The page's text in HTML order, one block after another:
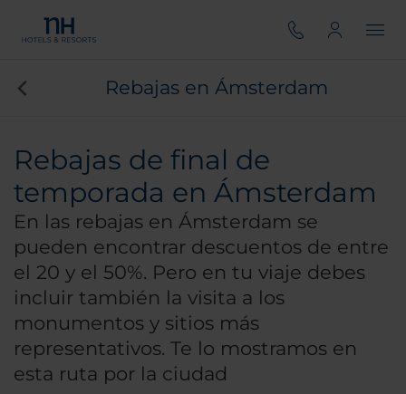
Rebajas en Ámsterdam
Rebajas de final de
temporada en Ámsterdam
En las rebajas en Ámsterdam se
pueden encontrar descuentos de entre
el 20 y el 50%. Pero en tu viaje debes
incluir también la visita a los
monumentos y sitios más
representativos. Te lo mostramos en
esta ruta por la ciudad